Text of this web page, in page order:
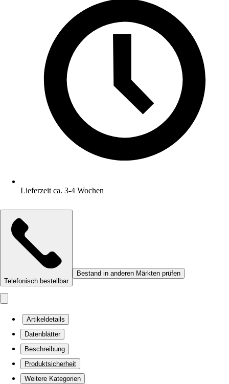
Lieferzeit ca. 3-4 Wochen
Telefonisch bestellbar
Bestand in anderen Märkten prüfen
Artikeldetails
Datenblätter
Beschreibung
Produktsicherheit
Weitere Kategorien